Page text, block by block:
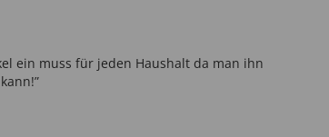
ein muss für jeden Haushalt da man ihn